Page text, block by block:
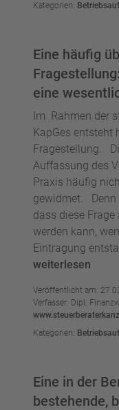
Kategorien:
Eine häufig
eine
Im Rahmen der
KapGes entsteht
Fragestellung.
Auffassung des
Praxis häufig
gewidmet. Denn
dass diese
werden kann,
Eintragung
weiterlesen
Veröffentlicht am:
Verfasser: Dipl.
Kategorien:
Eine in der
bestehende,